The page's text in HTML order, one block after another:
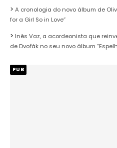
A cronologia do novo álbum de
for a Girl So in Love”
Inês Vaz, a acordeonista que
de Dvořák no seu novo álbum
PUB